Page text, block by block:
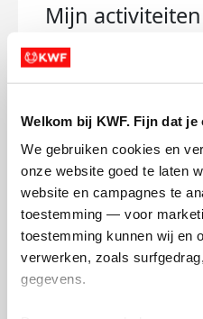
Welkom bij KWF. Fijn dat je
We gebruiken cookies en
onze website goed te laten
website en campagnes te
toestemming — voor
toestemming kunnen wij en
verwerken, zoals
gegevens.
Mijn
296
kms
Mijn